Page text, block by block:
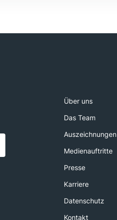
Über uns
Das Team
Auszeichnungen
Medienauftritte
Presse
Karriere
Datenschutz
Kontakt